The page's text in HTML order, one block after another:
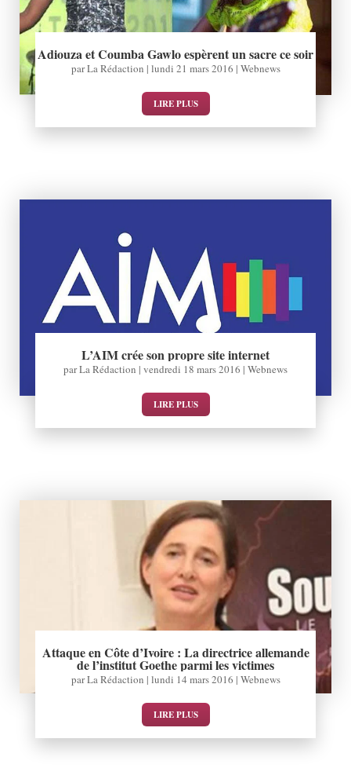
Adiouza et Coumba Gawlo espèrent un sacre ce soir
parLa Rédaction | lundi 21 mars 2016 | Webnews
LIRE PLUS
L’AIM crée son propre site internet
parLa Rédaction | vendredi 18 mars 2016 | Webnews
LIRE PLUS
Attaque en Côte d’Ivoire : La directrice allemande
de l’institut Goethe parmi les victimes
parLa Rédaction | lundi 14 mars 2016 | Webnews
LIRE PLUS